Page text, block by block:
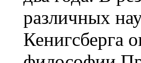
различных
Кенигсберга